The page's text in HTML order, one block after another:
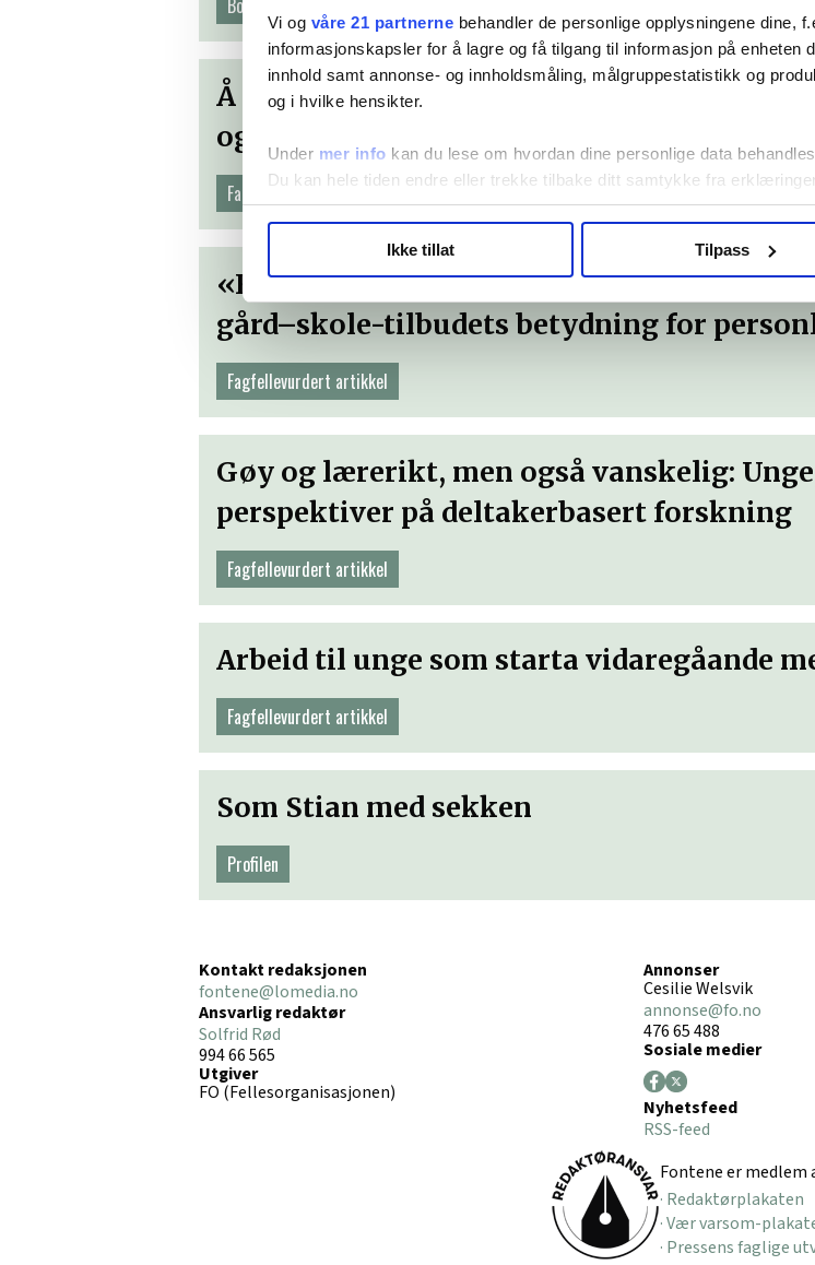
Vi og våre 21 partnerne behandler de personlige opplysningene dine,
informasjonskapsler for å lagre og få tilgang til informasjon på enheten
innhold samt annonse- og innholdsmåling, målgruppestatistikk og
og i hvilke hensikter.
Under mer info kan du lese om hvordan dine personlige data
Du kan hele tiden endre eller trekke tilbake ditt samtykke fra
LO Medias publikasjoner frifagbevegelse.no, hk-nytt.no og fontene.no
hvordan våre nettsider blir brukt slik at vi tilby relevant innhold,
annonsering. Disse er angitt i oversikten lengre ned på denne siden.
Ikke tillat Tilpass
Bokanmeldelse
Å flytte hjemmefra – betraktninger fra
og deres foreldre
Fagfellevurdert artikkel
«Fra klassens bråkmaker til arbeidskar».
gård–skole-tilbudets betydning for
Fagfellevurdert artikkel
Gøy og lærerikt, men også vanskelig:
perspektiver på deltakerbasert forskning
Fagfellevurdert artikkel
Arbeid til unge som starta vidaregåande
Fagfellevurdert artikkel
Som Stian med sekken
Profilen
Kontakt redaksjonen
fontene@lomedia.no
Ansvarlig redaktør
Solfrid Rød
994 66 565
Utgiver
FO (Fellesorganisasjonen)
Annonser
Cesilie Welsvik
annonse@fo.no
476 65 488
Sosiale medier
Nyhetsfeed
RSS-feed
Fontene er medlem
· Redaktørplakaten
· Vær varsom-
· Pressens faglige